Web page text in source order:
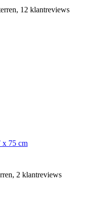
12 klantreviews
x 75 cm
2 klantreviews